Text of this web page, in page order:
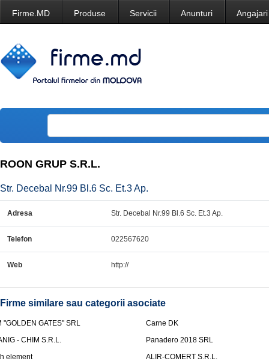
Firme.MD Produse Servicii Anunturi Angajari
ROON GRUP S.R.L.
Str. Decebal Nr.99 Bl.6 Sc. Et.3 Ap.
Adresa Str. Decebal Nr.99 Bl.6 Sc. Et.3 Ap.
Telefon 022567620
Web http://
Firme similare sau categorii asociate
"GOLDEN GATES" SRL
Carne DK
- CHIM S.R.L.
Panadero 2018 SRL
element
ALIR-COMERT S.R.L.